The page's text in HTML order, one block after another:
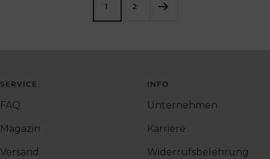
1 2
SERVICE
FAQ
Magazin
Versand
INFO
Unternehmen
Karriere
Widerrufsbelehrung